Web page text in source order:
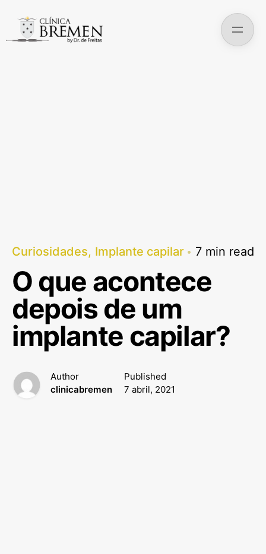
Curiosidades Implante capilar 7 min read
O que acontece
depois de um
implante capilar?
Author
clinicabremen
Published
7 abril, 2021